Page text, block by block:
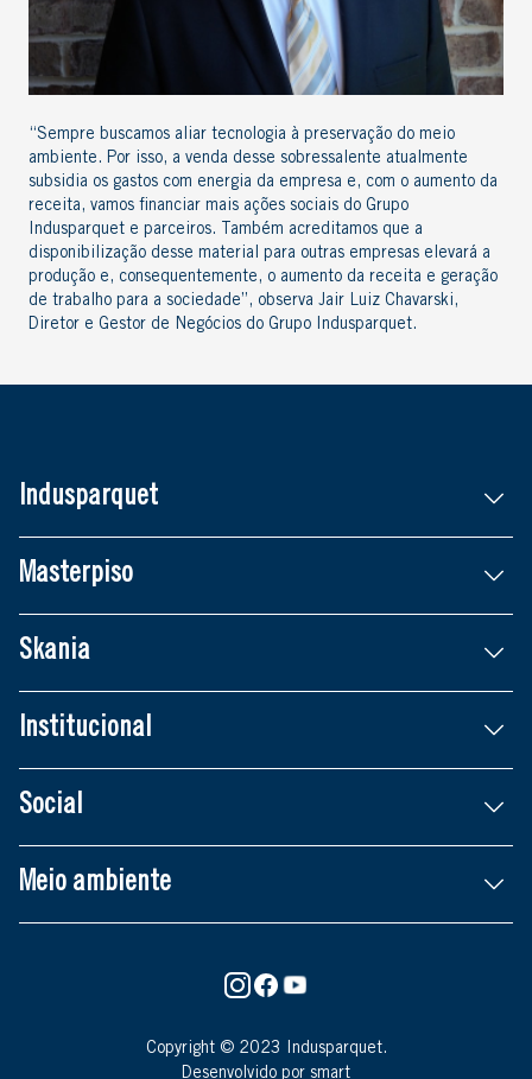
“Sempre buscamos aliar tecnologia à preservação do meio
ambiente. Por isso, a venda desse sobressalente atualmente
subsidia os gastos com energia da empresa e, com o aumento da
receita, vamos financiar mais ações sociais do Grupo
Indusparquet e parceiros. Também acreditamos que a
disponibilização desse material para outras empresas elevará a
produção e, consequentemente, o aumento da receita e geração
de trabalho para a sociedade”, observa Jair Luiz Chavarski,
Diretor e Gestor de Negócios do Grupo Indusparquet.
Indusparquet
Masterpiso
Skania
Institucional
Social
Meio ambiente
Copyright © 2023 Indusparquet.
Desenvolvido por smart